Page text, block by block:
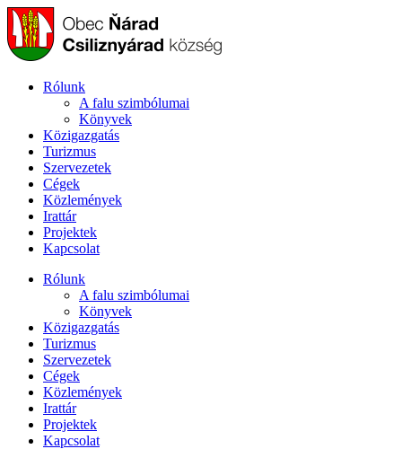
Ugrás
a
tartalomhoz
Rólunk
A falu szimbólumai
Könyvek
Közigazgatás
Turizmus
Szervezetek
Cégek
Közlemények
Irattár
Projektek
Kapcsolat
Rólunk
A falu szimbólumai
Könyvek
Közigazgatás
Turizmus
Szervezetek
Cégek
Közlemények
Irattár
Projektek
Kapcsolat